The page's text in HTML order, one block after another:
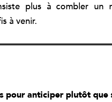
plus à combler un
à venir.
pour anticiper plutôt que